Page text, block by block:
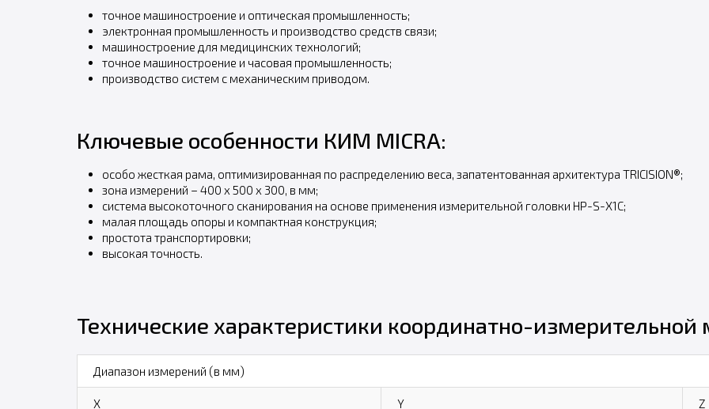
точное машиностроение и оптическая промышленность;
электронная промышленность и производство средств связи;
машиностроение для медицинских технологий;
точное машиностроение и часовая промышленность;
производство систем с механическим приводом.
Ключевые особенности КИМ MICRA:
особо жесткая рама, оптимизированная по распределению веса, запатентованная архитектура TRICISION®;
зона измерений – 400 x 500 x 300, в мм;
система высокоточного сканирования на основе применения измерительной головки HP-S-X1C;
малая площадь опоры и компактная конструкция;
простота транспортировки;
высокая точность.
Технические характеристики координатно-
Диапазон измерений (в мм)
X Y Z